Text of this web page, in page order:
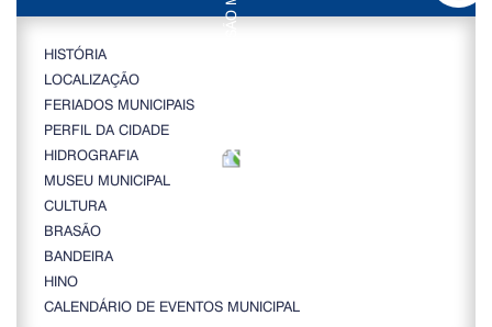
HISTÓRIA
LOCALIZAÇÃO
FERIADOS MUNICIPAIS
PERFIL DA CIDADE
HIDROGRAFIA
MUSEU MUNICIPAL
CULTURA
BRASÃO
BANDEIRA
HINO
CALENDÁRIO DE EVENTOS MUNICIPAL